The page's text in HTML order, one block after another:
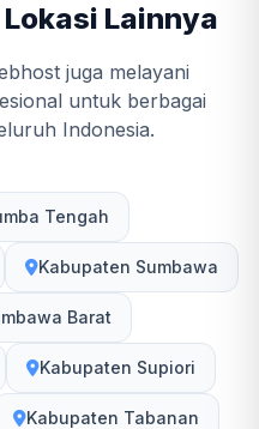
Lainnya
juga melayani
untuk berbagai
Indonesia.
Tengah
Kabupaten Sumbawa
Barat
Kabupaten Supiori
Kabupaten Tabanan